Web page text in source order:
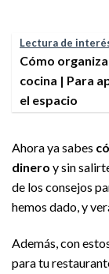
Lectura de
Cómo
cocina | Para
el espacio
Ahora ya sabes
dinero y sin
de los consejos
hemos dado, y
Además, con
para tu